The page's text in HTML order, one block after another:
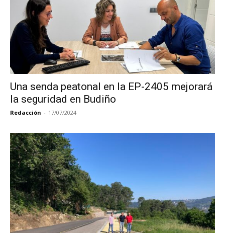
Una senda peatonal en la EP-2405 mejorará
la seguridad en Budiño
Redacción - 17/07/2024